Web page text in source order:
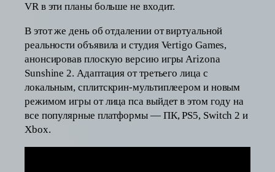
VR в эти планы больше не входит.
В этот же день об отдалении от виртуальной
реальности объявила и студия Vertigo Games,
анонсировав плоскую версию игры Arizona
Sunshine 2. Адаптация от третьего лица с
локальным, сплитскрин-мультиплеером и новым
режимом игры от лица пса выйдет в этом году на
все популярные платформы — ПК, PS5, Switch 2 и
Xbox.